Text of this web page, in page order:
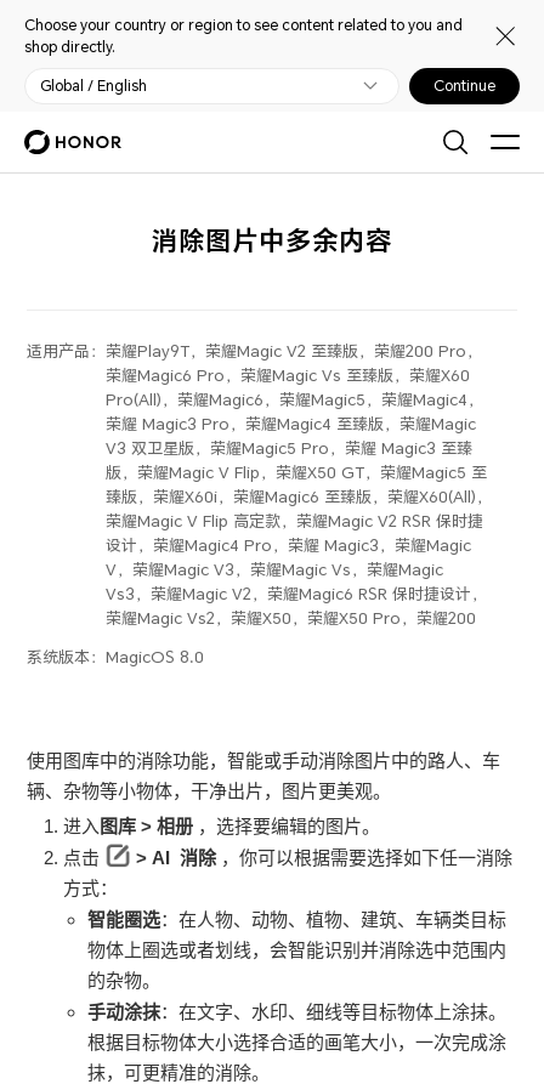
Choose your country or region to see content related to you and
shop directly.
Global / English Continue
消除图片中多余内容
适用产品： 荣耀Play9T，荣耀Magic V2 至臻版，荣耀200 Pro，
荣耀Magic6 Pro，荣耀Magic Vs 至臻版，荣耀X60
Pro(All)，荣耀Magic6，荣耀Magic5，荣耀Magic4，
荣耀 Magic3 Pro，荣耀Magic4 至臻版，荣耀Magic
V3 双卫星版，荣耀Magic5 Pro，荣耀 Magic3 至臻
版，荣耀Magic V Flip，荣耀X50 GT，荣耀Magic5 至
臻版，荣耀X60i，荣耀Magic6 至臻版，荣耀X60(All)，
荣耀Magic V Flip 高定款，荣耀Magic V2 RSR 保时捷
设计，荣耀Magic4 Pro，荣耀 Magic3，荣耀Magic
V，荣耀Magic V3，荣耀Magic Vs，荣耀Magic
Vs3，荣耀Magic V2，荣耀Magic6 RSR 保时捷设计，
荣耀Magic Vs2，荣耀X50，荣耀X50 Pro，荣耀200
系统版本：MagicOS 8.0
使用图库中的消除功能，智能或手动消除图片中的路人、车
辆、杂物等小物体，干净出片，图片更美观。
进入 图库 >相册 ，选择要编辑的图片。
点击
> AI消除 ，你可以根据需要选择如下任一消除
方式：
智能圈选：在人物、动物、植物、建筑、车辆类目标
物体上圈选或者划线，会智能识别并消除选中范围内
的杂物。
手动涂抹：在文字、水印、细线等目标物体上涂抹。
根据目标物体大小选择合适的画笔大小，一次完成涂
抹，可更精准的消除。